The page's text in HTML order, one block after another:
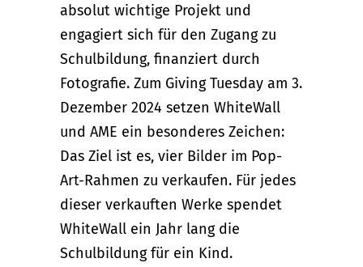
absolut wichtige Projekt und
engagiert sich für den Zugang zu
Schulbildung, finanziert durch
Fotografie. Zum Giving Tuesday am 3.
Dezember 2024 setzen WhiteWall
und AME ein besonderes Zeichen:
Das Ziel ist es, vier Bilder im Pop-
Art-Rahmen zu verkaufen. Für jedes
dieser verkauften Werke spendet
WhiteWall ein Jahr lang die
Schulbildung für ein Kind.